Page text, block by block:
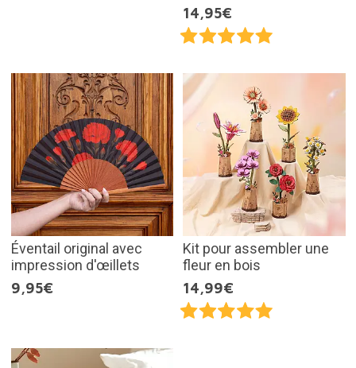
14,95€
Éventail original avec
impression d'œillets
9,95€
Kit pour assembler une
fleur en bois
14,99€